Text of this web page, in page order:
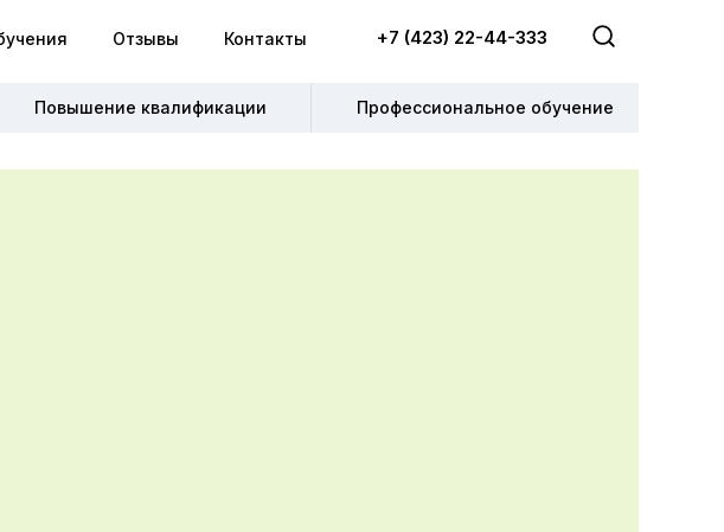
Отзывы Контакты +7 (423) 22-44-333
Повышение квалификации Профессиональное обучение
Отзывы Контакты +7 (423) 22-44-333
Повышение квалификации Профессиональное обучение